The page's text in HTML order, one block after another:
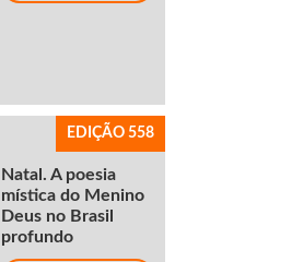
EDIÇÃO 558
Natal. A poesia
mística do Menino
Deus no Brasil
profundo